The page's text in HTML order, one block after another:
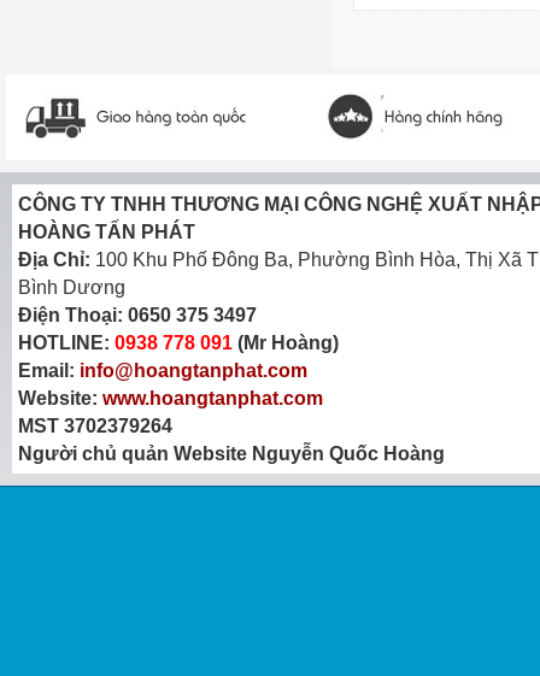
CÔNG TY TNHH THƯƠNG MẠI CÔNG NGHỆ XUẤT
HOÀNG TẤN PHÁT
Địa Chỉ: 100 Khu Phố Đông Ba, Phường Bình Hòa, Thị Xã
Bình Dương
Điện Thoại: 0650 375 3497
HOTLINE: 0938 778 091 (Mr Hoàng)
Email: info@hoangtanphat.com
Website: www.hoangtanphat.com
MST 3702379264
Người chủ quản Website Nguyễn Quốc Hoàng